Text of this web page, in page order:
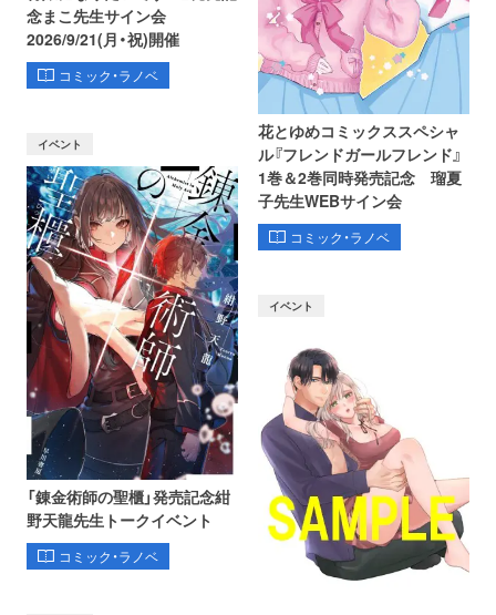
念まこ先生サイン会
2026/9/21(月・祝)開催
コミック・ラノベ
花とゆめコミックススペシャ
ル『フレンドガールフレンド』
1巻＆2巻同時発売記念 瑠夏
子先生WEBサイン会
コミック・ラノベ
イベント
「錬金術師の聖櫃」発売記念紺
野天龍先生トークイベント
コミック・ラノベ
イベント